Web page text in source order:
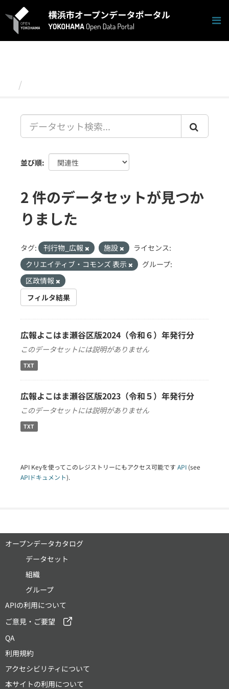
キ
並び順
2 件のデータセットが見つか
りました
タグ: 刊行物_広報 施設
ライセンス:
クリエイティブ・コモンズ 表示
グループ:
区政情報
フィルタ結果
広報よこはま瀬谷区版2024（令和６）年発行分
このデータセットには説明がありません
TXT
広報よこはま瀬谷区版2023（令和５）年発行分
このデータセットには説明がありません
TXT
API Keyを使ってこのレジストリーにもアクセス可能です API (see
APIドキュメント).
オープンデータカタログ
データセット
組織
グループ
APIの利用について
ご意見・ご要望
QA
利用規約
アクセシビリティについて
本サイトの利用について